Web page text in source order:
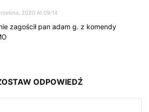
2020 At 09:14
zagościł pan adam g. z komendy
ODPOWIEDŹ